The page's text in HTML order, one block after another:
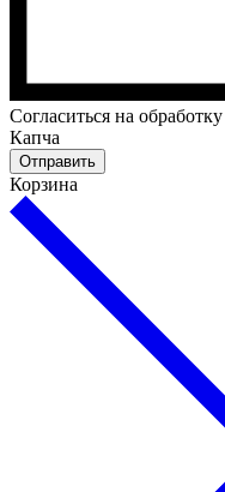
Cогласиться на
Капча
Отправить
Корзина